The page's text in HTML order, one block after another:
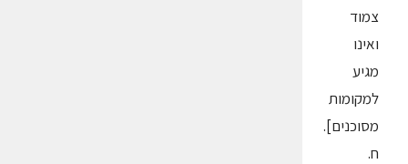
צמוד
ואינו
מגיע
למקומות
מסוכנים].
ח.